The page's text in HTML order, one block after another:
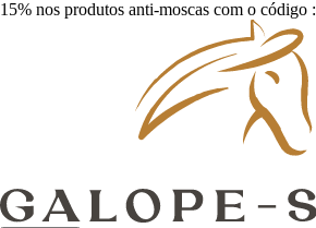
15% nos produtos anti-moscas com o código :